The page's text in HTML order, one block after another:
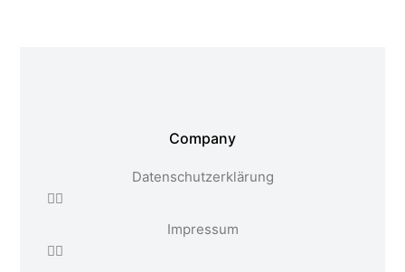
Company
Datenschutzerklärung
Impressum